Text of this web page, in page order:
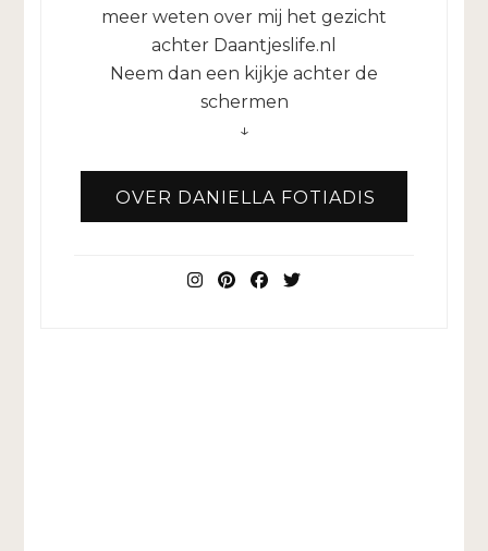
meer weten over mij het gezicht
achter Daantjeslife.nl
Neem dan een kijkje achter de
schermen
↓
OVER DANIELLA FOTIADIS